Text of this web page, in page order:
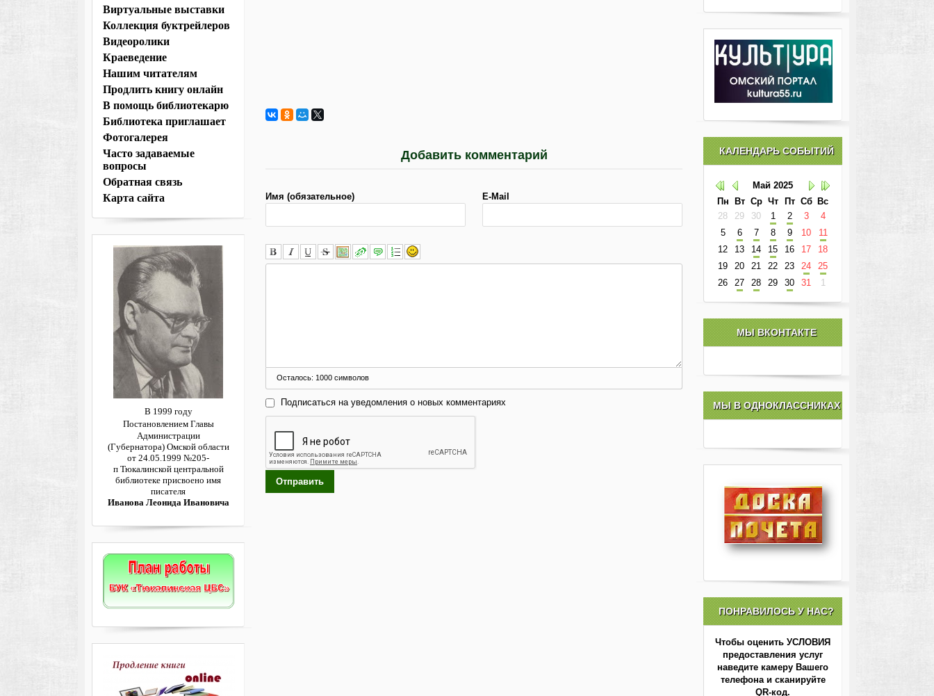
Добавить комментарий
Имя (обязательное) E-Mail
Осталось: 1000 символов
Подписаться на уведомления о новых комментариях
Отправить
Виртуальные выставки
Коллекция буктрейлеров
Видеоролики
Краеведение
Нашим читателям
Продлить книгу онлайн
В помощь библиотекарю
Библиотека приглашает
Фотогалерея
Часто задаваемые
вопросы
Обратная связь
Карта сайта
В 1999 году
Постановлением Главы
Администрации
(Губернатора) Омской области
от 24.05.1999 №205-
п Тюкалинской центральной
библиотеке присвоено имя
писателя
Иванова Леонида Ивановича
КАЛЕНДАРЬ СОБЫТИЙ
Май 2025
Пн
Вт Ср Чт Пт Сб
Вс
28
29 30 1 2 3
4
5
6 7 8 9 10
11
12
13 14 15 16 17
18
19
20 21 22 23 24
25
26
27 28 29 30 31 1
МЫ ВКОНТАКТЕ
МЫ В ОДНОКЛАССНИКАХ
ПОНРАВИЛОСЬ У НАС?
Чтобы оценить УСЛОВИЯ
предоставления услуг
наведите камеру Вашего
телефона и сканируйте
QR-код.